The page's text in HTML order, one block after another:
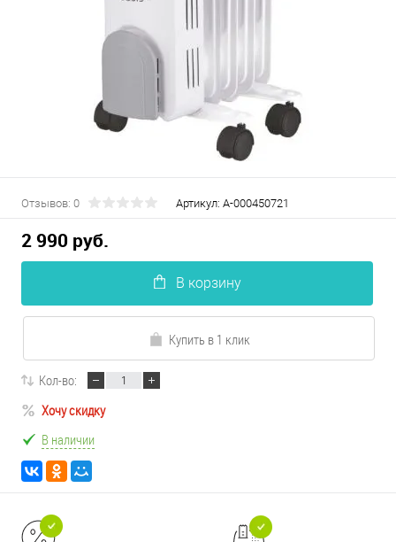
Отзывов: 0 Артикул: А-000450721
2 990 руб.
В корзину
Купить в 1 клик
Кол-во:
Хочу скидку
В наличии